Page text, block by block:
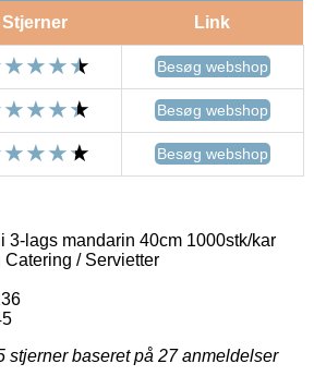
Stjerner Link
Besøg webshop
Besøg webshop
Besøg webshop
3-lags mandarin 40cm 1000stk/kar
Catering / Servietter
stjerner baseret på 27anmeldelser